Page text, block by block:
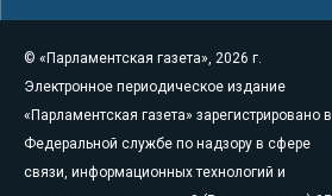
© «Парламентская газета», 2026 г.
Электронное периодическое издание
«Парламентская газета» зарегистрировано в
Федеральной службе по надзору в сфере
связи, информационных технологий и